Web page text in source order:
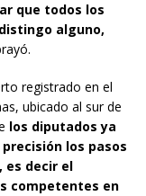
que todos los
alguno,
registrado en el
ubicado al sur de
los diputados ya
los pasos
es decir el
competentes en